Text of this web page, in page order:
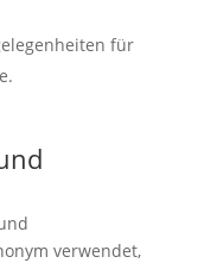
für
verwendet,